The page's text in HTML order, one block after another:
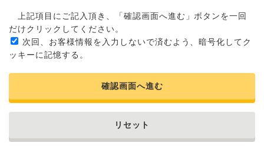
上記項目にご記入頂き、「確認画面へ進む」ボタンを一回
だけクリックしてください。
ッキーに記憶する。
確認画面へ進む
リセット